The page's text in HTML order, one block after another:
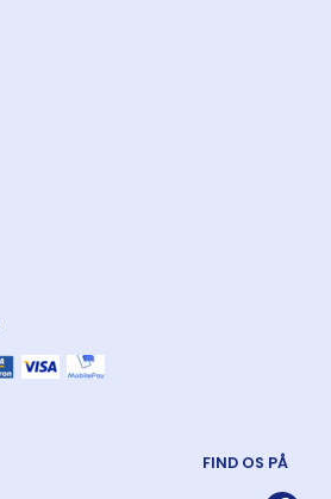
FIND OS PÅ